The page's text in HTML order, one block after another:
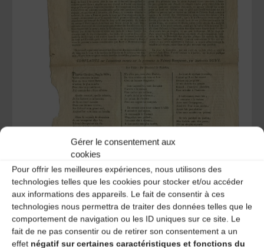
Gérer le consentement aux
cookies
Pour offrir les meilleures expériences, nous utilisons des
technologies telles que les cookies pour stocker et/ou accéder
aux informations des appareils. Le fait de consentir à ces
technologies nous permettra de traiter des données telles que le
comportement de navigation ou les ID uniques sur ce site. Le
fait de ne pas consentir ou de retirer son consentement a un
effet négatif sur certaines caractéristiques et fonctions du
Maxou:Ce qui m’intéresse surtout dans ces complaintes,
c’est étudier leur lente disparition, ou plus exactement leur